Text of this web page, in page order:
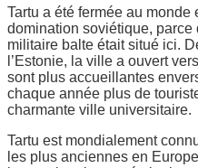
Tartu a été fermée au monde
domination soviétique,
militaire balte était situé ici.
l’Estonie, la ville a ouvert
sont plus accueillantes
chaque année plus de
charmante ville universitaire.
Tartu est mondialement
les plus anciennes en